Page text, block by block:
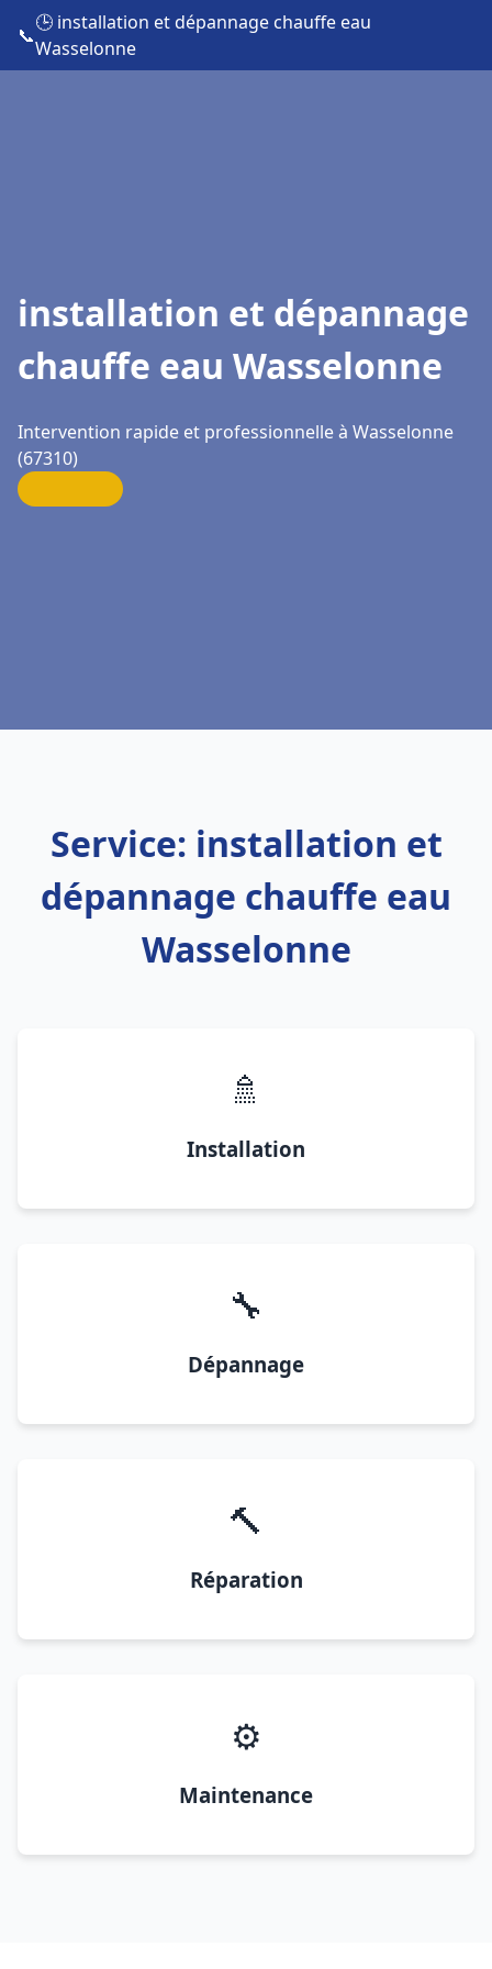
📞
🕒 installation et dépannage chauffe eau
Wasselonne
installation et dépannage
chauffe eau Wasselonne
Intervention rapide et professionnelle à Wasselonne
(67310)
Service: installation et
dépannage chauffe eau
Wasselonne
🚿
Installation
🔧
Dépannage
🔨
Réparation
⚙️
Maintenance